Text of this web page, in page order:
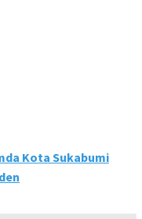
Kota Sukabumi